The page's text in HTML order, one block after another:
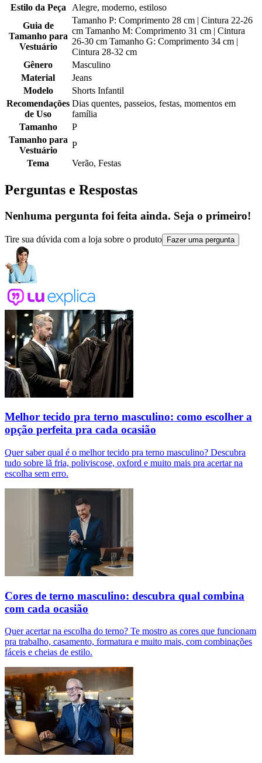
Estilo da Peça
Alegre, moderno, estiloso
Guia de
Tamanho para
Vestuário
Tamanho P: Comprimento 28 cm | Cintura 22-26
cm Tamanho M: Comprimento 31 cm | Cintura
26-30 cm Tamanho G: Comprimento 34 cm |
Cintura 28-32 cm
Gênero
Masculino
Material
Jeans
Modelo
Shorts Infantil
Recomendações
de Uso
Dias quentes, passeios, festas, momentos em
família
Tamanho
P
Tamanho para
Vestuário
P
Tema
Verão, Festas
Perguntas e Respostas
Nenhuma pergunta foi feita ainda. Seja o primeiro!
Tire sua dúvida com a loja sobre o produto Fazer uma pergunta
Melhor tecido pra terno masculino: como escolher a
opção perfeita pra cada ocasião
Quer saber qual é o melhor tecido pra terno masculino? Descubra
tudo sobre lã fria, poliviscose, oxford e muito mais pra acertar na
escolha sem erro.
Cores de terno masculino: descubra qual combina
com cada ocasião
Quer acertar na escolha do terno? Te mostro as cores que funcionam
pra trabalho, casamento, formatura e muito mais, com combinações
fáceis e cheias de estilo.